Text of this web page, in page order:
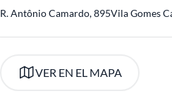
R. Antônio Camardo, 895Vila Gomes
VER EN EL MAPA